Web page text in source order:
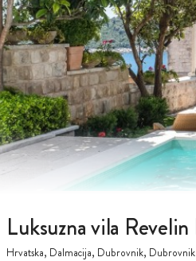
Hrvatska, Dalmacija, Dubrovnik, Dubrovnik